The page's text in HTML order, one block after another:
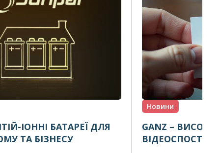
ІОННІ БАТАРЕЇ ДЛЯ
ТА БІЗНЕСУ
Новини
GANZ –